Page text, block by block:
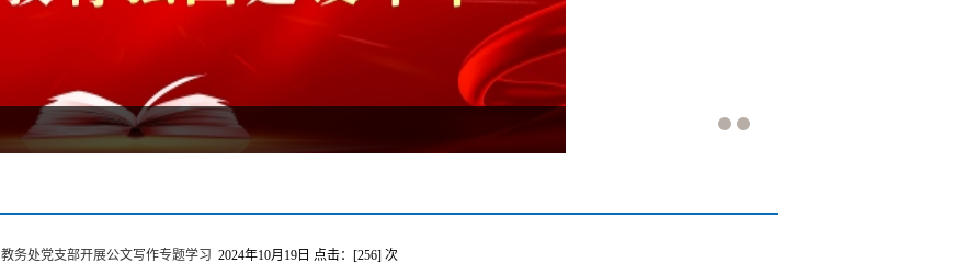
教务处党支部开展公文写作专题学习 2024年10月19日 点击：[256] 次